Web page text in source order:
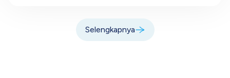
Selengkapnya